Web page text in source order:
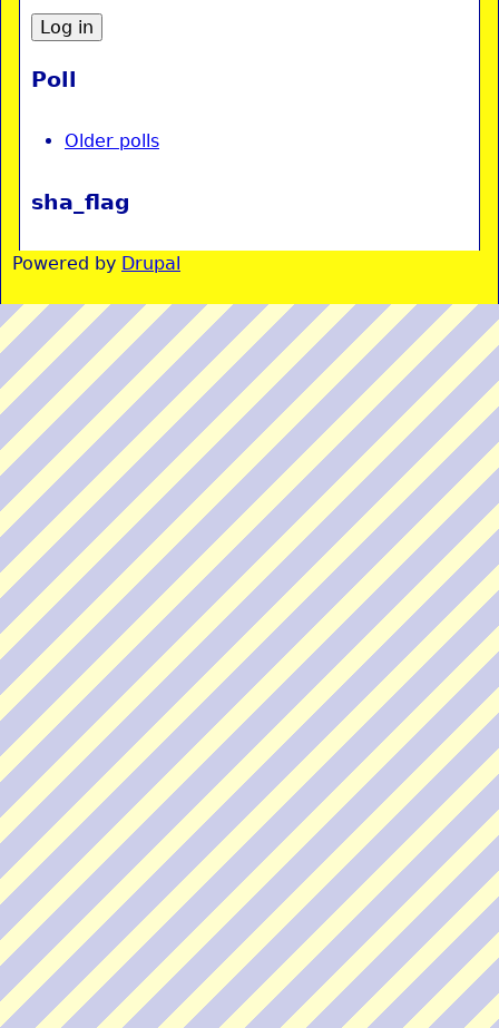
Poll
Older polls
sha_flag
Powered by Drupal